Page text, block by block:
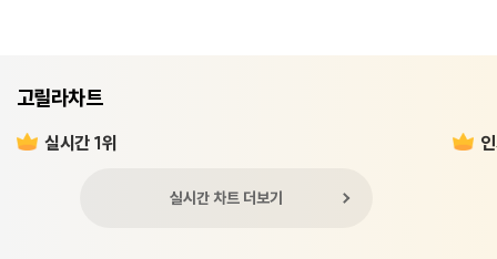
고릴라차트
실시간 1위
실시간 차트 더보기